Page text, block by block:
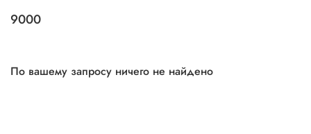
9000
По вашему запросу ничего не найдено